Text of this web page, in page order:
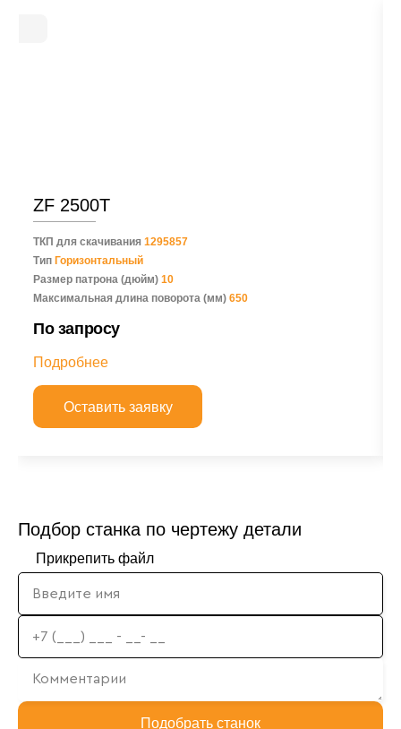
ZF 2500T
ТКП для скачивания 1295857
Тип Горизонтальный
Размер патрона (дюйм) 10
Максимальная длина поворота (мм) 650
По запросу
Подробнее
Оставить заявку
Подбор станка по чертежу детали
Прикрепить файл
Подобрать станок